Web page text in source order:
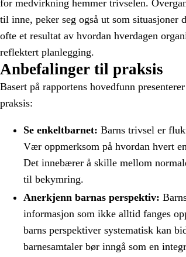
for medvirkning hemmer trivselen.
til inne, peker seg også ut som
ofte et resultat av hvordan hverdagen
reflektert planlegging.
Anbefalinger til praksis
Basert på rapportens hovedfunn
praksis:
Se enkeltbarnet: Barns trivsel er
Vær oppmerksom på hvordan hvert
Det innebærer å skille mellom
til bekymring.
Anerkjenn barnas perspektiv:
informasjon som ikke alltid fanges
barns perspektiver systematisk kan
barnesamtaler bør inngå som en